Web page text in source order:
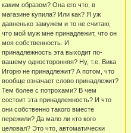
каким образом? Она его что, в
магазине купила? Или как? Я уж
давненько замужем и то не считаю,
что мой муж мне принадлежит, что он
моя собственность. И
принадлежность эта выходит по-
вашему односторонняя? Ну, т.е. Вика
Игорю не принадлежит? А потом, что
вообще означает слово принадлежит?
Тем более с потрохами? В чем
состоит эта принадлежность? И что
они собственно такого вместе
пережили? Да мало ли кто кого
целовал? Это что, автоматически